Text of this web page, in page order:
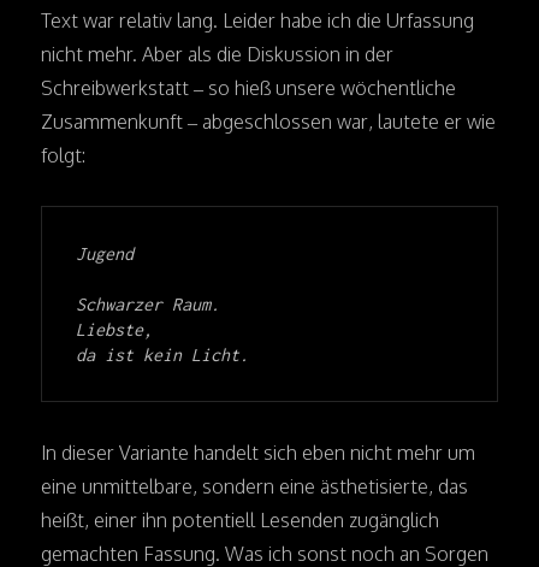
Text war relativ lang. Leider habe ich die Urfassung
nicht mehr. Aber als die Diskussion in der
Schreibwerkstatt – so hieß unsere wöchentliche
Zusammenkunft – abgeschlossen war, lautete er wie
folgt:
Jugend
Schwarzer Raum.
Liebste,
da ist kein Licht.
In dieser Variante handelt sich eben nicht mehr um
eine unmittelbare, sondern eine ästhetisierte, das
heißt, einer ihn potentiell Lesenden zugänglich
gemachten Fassung. Was ich sonst noch an Sorgen